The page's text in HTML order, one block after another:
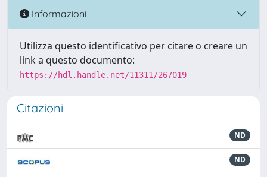
Informazioni
Utilizza questo identificativo per citare o creare un
link a questo documento:
https://hdl.handle.net/11311/267019
Citazioni
ND
ND